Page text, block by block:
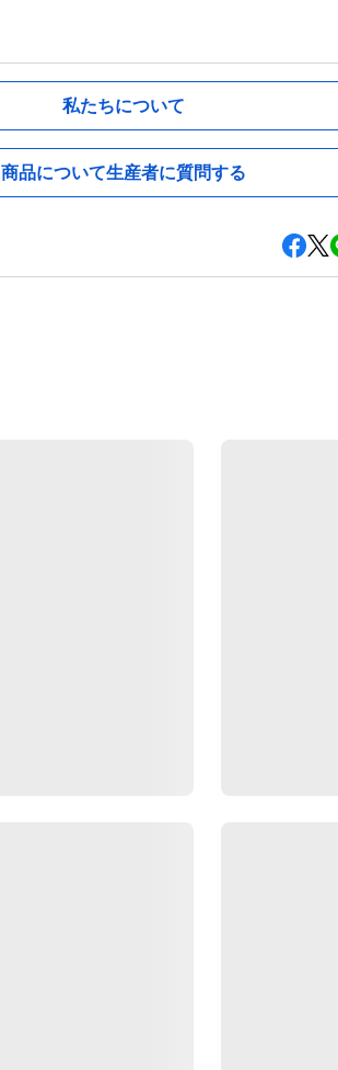
私たちについて
商品について生産者に質問する